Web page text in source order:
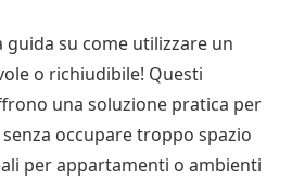
guida su come utilizzare un
o richiudibile! Questi
una soluzione pratica per
occupare troppo spazio
per appartamenti o ambienti